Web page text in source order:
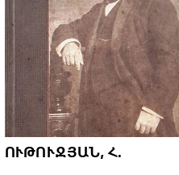
ՈՒԹՈՒՋՅԱՆ, Հ.